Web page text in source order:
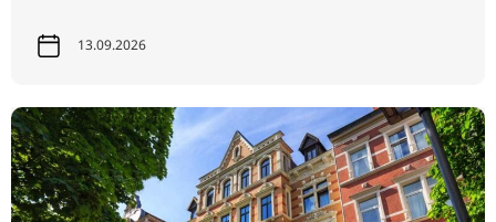
13.09.2026